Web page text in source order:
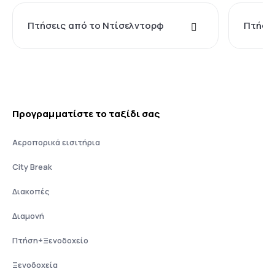
Πτήσεις από το Ντίσελντορφ
Προγραμματίστε το ταξίδι σας
Αεροπορικά εισιτήρια
City Break
Διακοπές
Διαμονή
Πτήση+Ξενοδοχείο
Ξενοδοχεία